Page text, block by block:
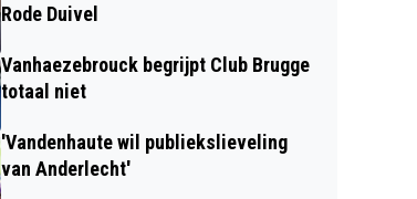
Rode Duivel
Vanhaezebrouck begrijpt Club Brugge
totaal niet
'Vandenhaute wil publiekslieveling
van Anderlecht'